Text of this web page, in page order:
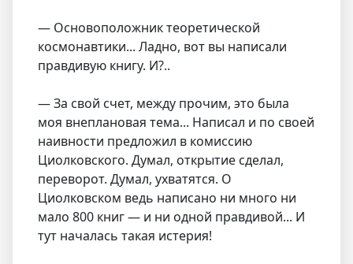
— Основоположник теоретической
космонавтики... Ладно, вот вы написали
правдивую книгу. И?..
— За свой счет, между прочим, это была
моя внеплановая тема... Написал и по своей
наивности предложил в комиссию
Циолковского. Думал, открытие сделал,
переворот. Думал, ухватятся. О
Циолковском ведь написано ни много ни
мало 800 книг — и ни одной правдивой... И
тут началась такая истерия!